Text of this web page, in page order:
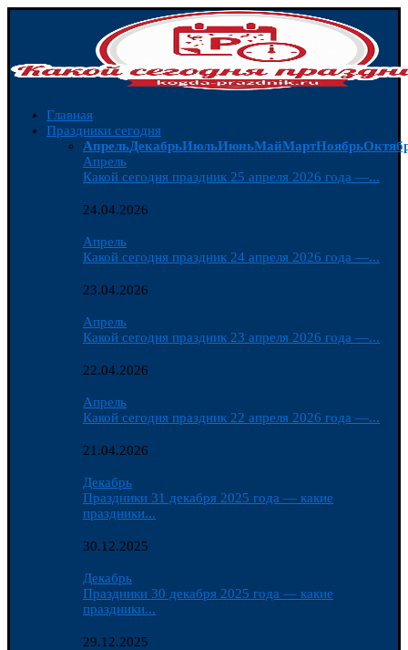
Главная
Праздники сегодня
АпрельДекабрьИюльИюньМайМартНоябрь
Апрель
Какой сегодня праздник 25 апреля 2026 года —...
24.04.2026
Апрель
Какой сегодня праздник 24 апреля 2026 года —...
23.04.2026
Апрель
Какой сегодня праздник 23 апреля 2026 года —...
22.04.2026
Апрель
Какой сегодня праздник 22 апреля 2026 года —...
21.04.2026
Декабрь
Праздники 31 декабря 2025 года — какие
праздники...
30.12.2025
Декабрь
Праздники 30 декабря 2025 года — какие
праздники...
29.12.2025